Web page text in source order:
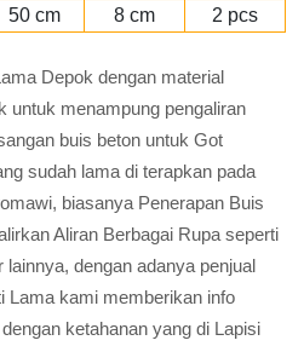
50 cm 8 cm 2 pcs
Depok dengan material
untuk menampung pengaliran
buis beton untuk Got
sudah lama di terapkan pada
biasanya Penerapan Buis
Aliran Berbagai Rupa seperti
lainnya, dengan adanya penjual
Lama kami memberikan info
ketahanan yang di Lapisi